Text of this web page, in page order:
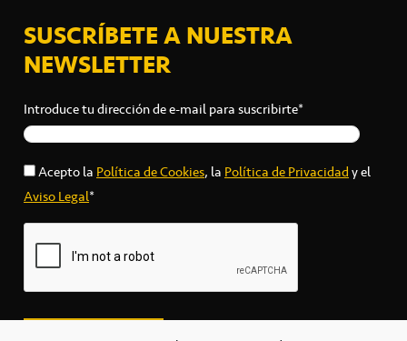
SUSCRÍBETE A NUESTRA
NEWSLETTER
Introduce tu dirección de e-mail para suscribirte*
Acepto laPolítica de Cookies, laPolítica de Privacidady el
Aviso Legal*